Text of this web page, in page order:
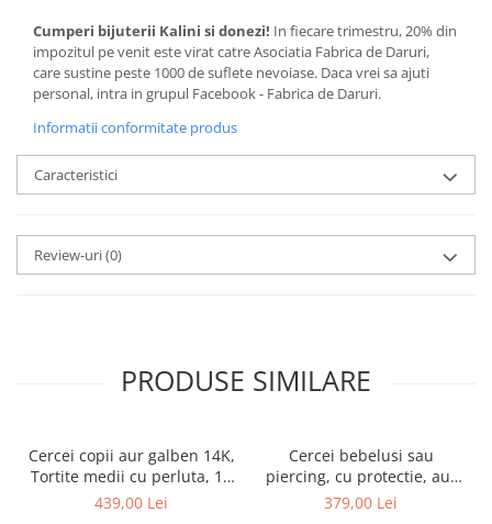
Cumperi bijuterii Kalini si donezi! In fiecare trimestru, 20% din
impozitul pe venit este virat catre Asociatia Fabrica de Daruri,
care sustine peste 1000 de suflete nevoiase. Daca vrei sa ajuti
personal, intra in grupul Facebook - Fabrica de Daruri.
Informatii conformitate produs
Caracteristici
Review-uri(0)
PRODUSE SIMILARE
Cercei copii aur galben 14K,
Tortite medii cu perluta, 10
mm
439,00 Lei
Cercei bebelusi sau
piercing, cu protectie, aur
galben 14K, Rotunzi cu opal
379,00 Lei